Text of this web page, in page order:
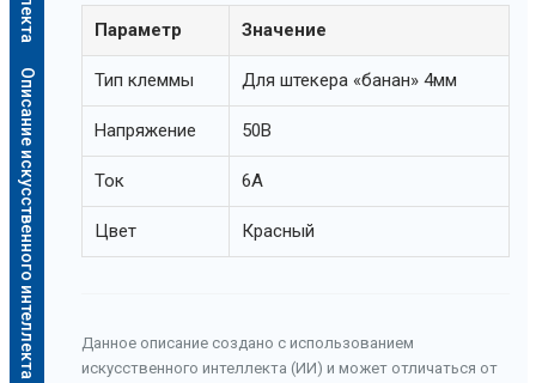
Описание искусственного интеллекта
Параметр Значение
Тип клеммы Для штекера «банан» 4мм
Напряжение 50В
Ток 6А
Цвет Красный
Данное описание создано с использованием
искусственного интеллекта (ИИ) и может отличаться от